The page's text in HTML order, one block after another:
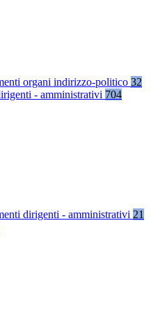
organi indirizzo-politico 32
- amministrativi 704
dirigenti - amministrativi 21